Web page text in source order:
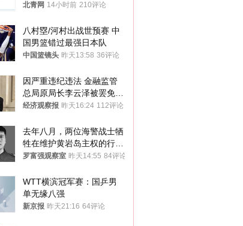
北青网 14小时前 210评论
八村塁/河村出战世预赛 中
国男篮错过最强日本队
中国篮镜头 昨天13:58 36评论
因严重违纪违法 金融监管
总局原局长李云泽被罢免全
国人大代表
经济观察报 昨天16:24 112评论
去年八月，两位海警战士牺
牲在维护黄岩岛主权的行动
中
罗富强观察室 昨天14:55 84评论
WTT横滨冠军赛：国乒男
单无缘八强
新京报 昨天21:16 64评论